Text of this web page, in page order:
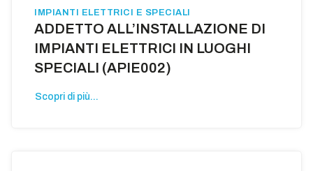
IMPIANTI ELETTRICI E SPECIALI
ADDETTO ALL’INSTALLAZIONE DI
IMPIANTI ELETTRICI IN LUOGHI
SPECIALI (APIE002)
Scopri di più...